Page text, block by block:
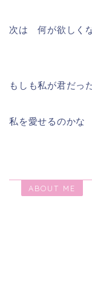
次は 何が欲しく
もしも私が君だ
私を愛せるのかな
ABOUT ME